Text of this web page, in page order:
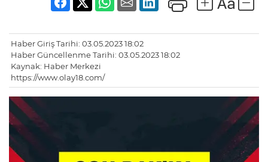
Haber Giriş Tarihi: 03.05.2023 18:02
Haber Güncellenme Tarihi: 03.05.2023 18:02
Kaynak: Haber Merkezi
https://www.olay18.com/